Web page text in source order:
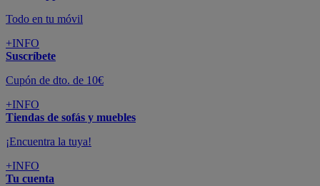
Todo en tu móvil
+INFO
Suscríbete
Cupón de dto. de 10€
+INFO
Tiendas de sofás y muebles
¡Encuentra la tuya!
+INFO
Tu cuenta